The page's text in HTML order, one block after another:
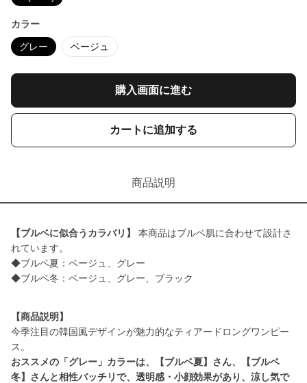
カラー
グレー ベージュ
購入画面に進む
カートに追加する
商品説明
【ブルベに似合うカラバリ】
本商品はブルベ肌に合わせて設計さ
れています。
◆ブルベ夏：ベージュ、グレー
◆ブルベ冬：ベージュ、グレー、ブラック
【商品説明】
今季注目の韓国風デザインが魅力的なティアードロングワンピー
おススメの「グレー」カラーは、【ブルベ夏】さん、【ブルベ
冬】さんと相性バッチリで、透明感・小顔効果があり、涼し気で